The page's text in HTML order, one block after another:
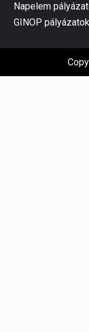
Napelem
GINOP pályázatok